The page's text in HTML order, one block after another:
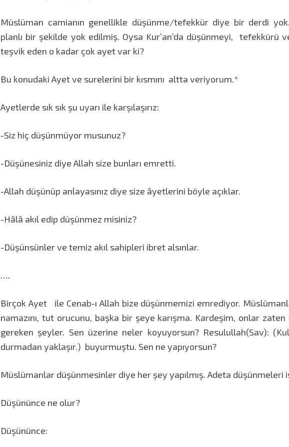
Müslüman camianın genellikle düşünme/tefekkür diye bir derdi
planlı bir şekilde yok edilmiş. Oysa Kur’an’da düşünmeyi, tefekkürü
teşvik eden o kadar çok ayet var ki?
Bu konudaki Ayet ve surelerini bir kısmını altta veriyorum.*
Ayetlerde sık sık şu uyarı ile karşılaşırız:
-Siz hiç düşünmüyor musunuz?
-Düşünesiniz diye Allah size bunları emretti.
-Allah düşünüp anlayasınız diye size âyetlerini böyle açıklar.
-Hâlâ akıl edip düşünmez misiniz?
-Düşünsünler ve temiz akıl sahipleri ibret alsınlar.
….
Birçok Ayet ile Cenab-ı Allah bize düşünmemizi emrediyor.
namazını, tut orucunu, başka bir şeye karışma. Kardeşim, onlar
gereken şeyler. Sen üzerine neler koyuyorsun? Resulullah(Sav):
durmadan yaklaşır.) buyurmuştu. Sen ne yapıyorsun?
Müslümanlar düşünmesinler diye her şey yapılmış. Adeta düşünmeleri
Düşününce ne olur?
Düşününce: